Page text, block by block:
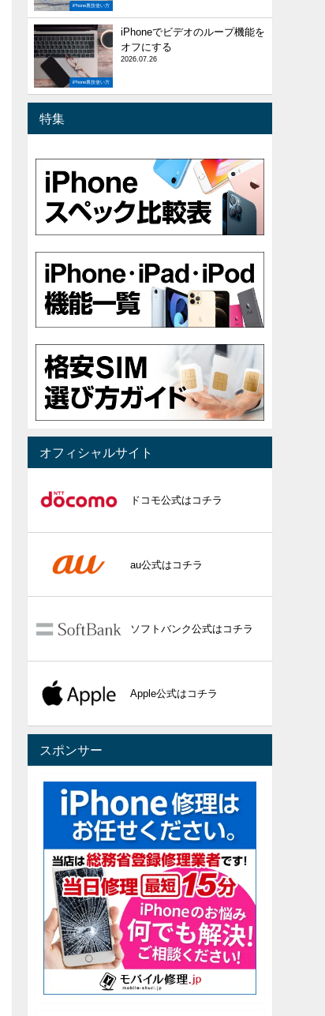
iPhone裏技使い方
iPhone裏技使い方
iPhoneでビデオのループ機能を
オフにする
2026.07.26
特集
オフィシャルサイト
ドコモ公式はコチラ
au公式はコチラ
ソフトバンク公式はコチラ
Apple公式はコチラ
スポンサー